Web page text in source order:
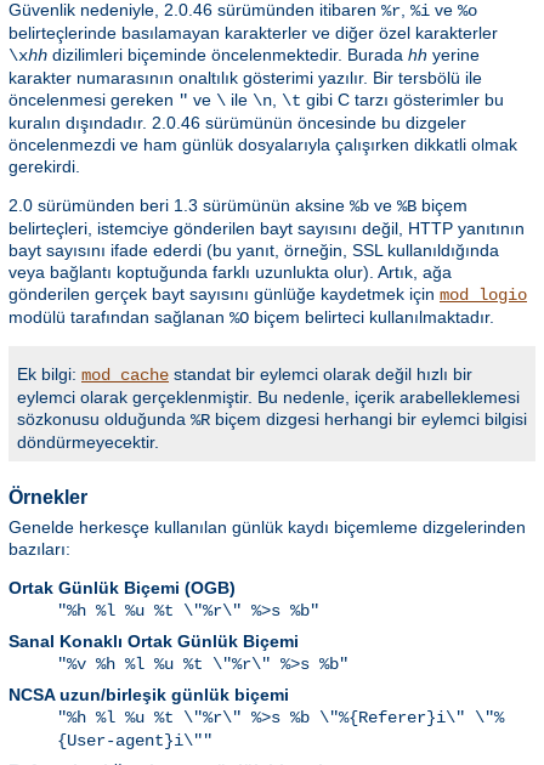
Güvenlik nedeniyle, 2.0.46 sürümünden itibaren %r %i ve %o
belirteçlerinde basılamayan karakterler ve diğer özel karakterler
\xhh dizilimleri biçeminde öncelenmektedir. Burada hh yerine
karakter numarasının onaltılık gösterimi yazılır. Bir tersbölü ile
öncelenmesi gereken " ve \ ile \n \t gibi C tarzı gösterimler bu
kuralın dışındadır. 2.0.46 sürümünün öncesinde bu dizgeler
öncelenmezdi ve ham günlük dosyalarıyla çalışırken dikkatli olmak
gerekirdi.
2.0 sürümünden beri 1.3 sürümünün aksine %b ve %B biçem
belirteçleri, istemciye gönderilen bayt sayısını değil, HTTP yanıtının
bayt sayısını ifade ederdi (bu yanıt, örneğin, SSL kullanıldığında
veya bağlantı koptuğunda farklı uzunlukta olur). Artık, ağa
gönderilen gerçek bayt sayısını günlüğe kaydetmek için mod_logio
modülü tarafından sağlanan %O biçem belirteci kullanılmaktadır.
Ek bilgi: mod_cache standat bir eylemci olarak değil hızlı bir
eylemci olarak gerçeklenmiştir. Bu nedenle, içerik arabelleklemesi
sözkonusu olduğunda %R biçem dizgesi herhangi bir eylemci bilgisi
döndürmeyecektir.
Örnekler
Genelde herkesçe kullanılan günlük kaydı biçemleme dizgelerinden
bazıları:
Ortak Günlük Biçemi (OGB)
"%h %l %u %t \"%r\" %>s %b"
Sanal Konaklı Ortak Günlük Biçemi
"%v %h %l %u %t \"%r\" %>s %b"
NCSA uzun/birleşik günlük biçemi
"%h %l %u %t \"%r\" %>s %b \"%{Referer}i\" \"%
{User-agent}i\""